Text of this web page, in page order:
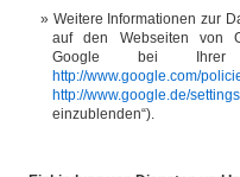
Weitere Informationen zur
auf den Webseiten von
Google bei Ihrer
http://www.google.com/
http://www.google.de/
einzublenden“).